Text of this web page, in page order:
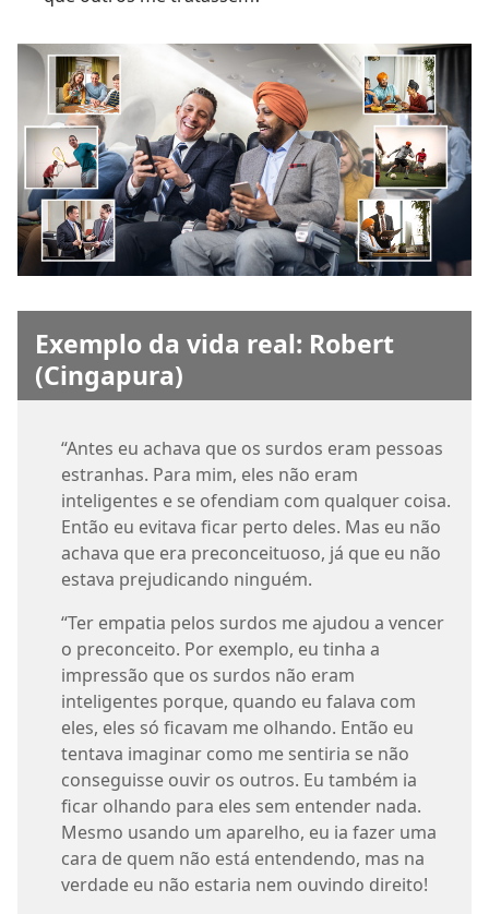
Exemplo da vida real: Robert
(Cingapura)
“Antes eu achava que os surdos eram pessoas
estranhas. Para mim, eles não eram
inteligentes e se ofendiam com qualquer coisa.
Então eu evitava ficar perto deles. Mas eu não
achava que era preconceituoso, já que eu não
estava prejudicando ninguém.
“Ter empatia pelos surdos me ajudou a vencer
o preconceito. Por exemplo, eu tinha a
impressão que os surdos não eram
inteligentes porque, quando eu falava com
eles, eles só ficavam me olhando. Então eu
tentava imaginar como me sentiria se não
conseguisse ouvir os outros. Eu também ia
ficar olhando para eles sem entender nada.
Mesmo usando um aparelho, eu ia fazer uma
cara de quem não está entendendo, mas na
verdade eu não estaria nem ouvindo direito!